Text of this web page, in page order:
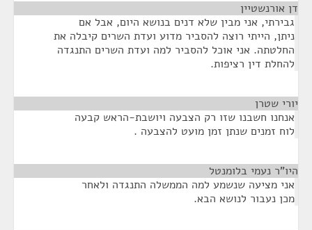
דן אורנשטיין
גבירתי, אני מבין שלא דנים בנושא היום, אבל אם
ניתן, הייתי רוצה להסביר מדוע ועדת השרים קיבלה את
החלטתה. אני אוכל להסביר למה ועדת השרים התנגדה
להחלת דין רציפות.
יורי שטרן
אנחנו חשבנו שזו רק הצבעה ויושבת-הראש קבעה
לוח זמנים שנתן זמן מועט להצבעה .
היו"ר נעמי בלומנטל
אני מציעה שנשמע למה הממשלה התנגדה ולאחר
מכן נעבור לנושא הבא.